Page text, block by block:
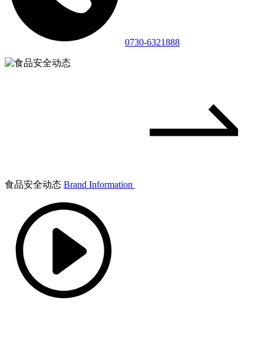
0730-6321888
食品安全动态 Brand Information